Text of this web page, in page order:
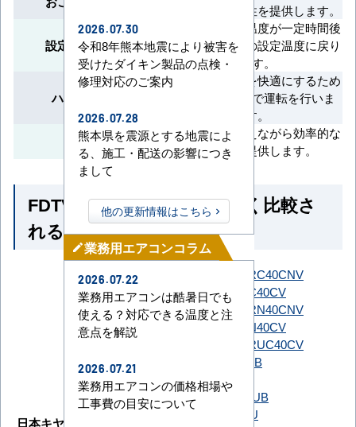
モードで快適性を提供します。
設定温度自動復帰
変更した設定温度が一定時間後
に自動的に元の設定温度に戻り
ます。
ハイパワー運転
短時間で室温を快適にするため
に、最大風量で運転を行いま
す。
省エネ運転
消費電力を抑えながら効率的な
冷暖房を提供します。
FDTV406HK6S-osouji とよく比較さ
れる商品
ダイキン
SZRC40CNV
SZRC40CTSZRC40CV
SZRN40CNT SZRN40CNV
SZRN40CTSZRN40CV
SZRUC40CV
日本キヤリア（旧：東芝）
GUSA040131MUB
GUSA040131XU
GUSA04013J1MUB
GUSA04013J1XU
2026.07.30
令和8年熊本地震により被害を
受けたダイキン製品の点検・
修理対応のご案内
2026.07.28
熊本県を震源とする地震によ
る、施工・配送の影響につき
まして
他の更新情報はこちら
mode_edit業務用エアコンコラム
2026.07.22
業務用エアコンは酷暑日でも
使える？対応できる温度と注
意点を解説
2026.07.21
業務用エアコンの価格相場や
工事費の目安について